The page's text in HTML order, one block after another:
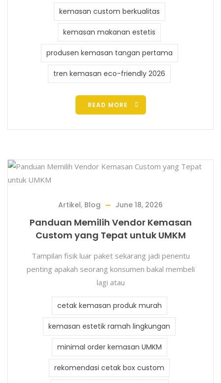
kemasan custom berkualitas
kemasan makanan estetis
produsen kemasan tangan pertama
tren kemasan eco-friendly 2026
READ MORE
Artikel, Blog June 18, 2026
Panduan Memilih Vendor Kemasan
Custom yang Tepat untuk UMKM
Tampilan fisik luar paket sekarang jadi penentu
penting apakah seorang konsumen bakal membeli
lagi atau
cetak kemasan produk murah
kemasan estetik ramah lingkungan
minimal order kemasan UMKM
rekomendasi cetak box custom